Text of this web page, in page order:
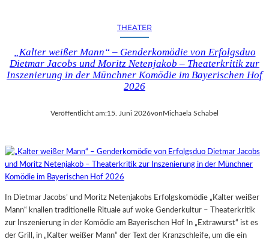
THEATER
„Kalter weißer Mann“ – Genderkomödie von Erfolgsduo
Dietmar Jacobs und Moritz Netenjakob – Theaterkritik zur
Inszenierung in der Münchner Komödie im Bayerischen Hof
2026
Veröffentlicht am:15. Juni 2026vonMichaela Schabel
In Dietmar Jacobs’ und Moritz Netenjakobs Erfolgskomödie „Kalter weißer
Mann“ knallen traditionelle Rituale auf woke Genderkultur – Theaterkritik
zur Inszenierung in der Komödie am Bayerischen Hof In „Extrawurst“ ist es
der Grill, in „Kalter weißer Mann“ der Text der Kranzschleife, um die ein